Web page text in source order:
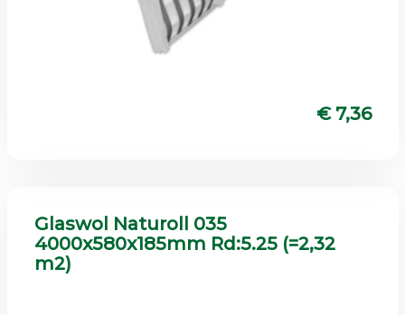
€ 7,36
Glaswol Naturoll 035
4000x580x185mm Rd:5.25 (=2,32
m2)